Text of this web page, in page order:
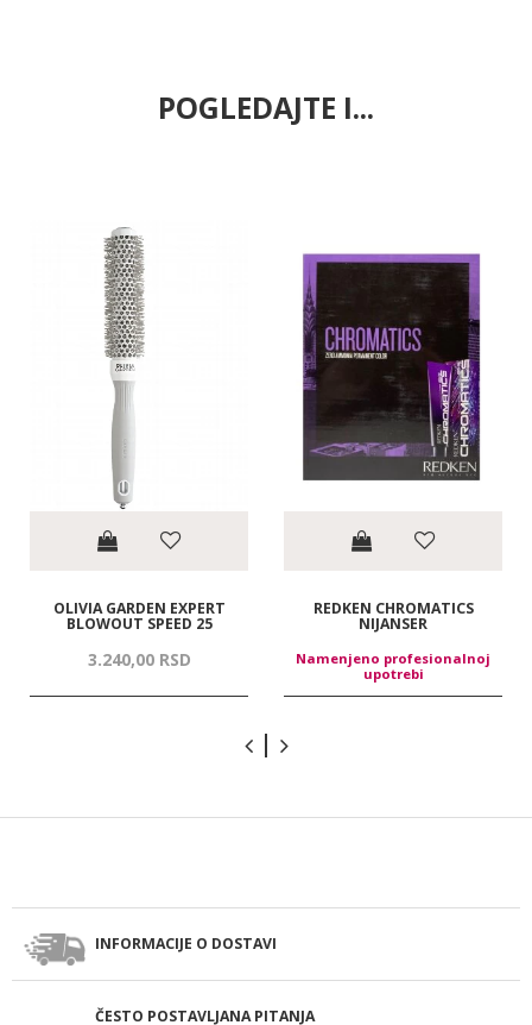
POGLEDAJTE I...
OLIVIA GARDEN EXPERT
BLOWOUT SPEED 25
3.240,00 RSD
REDKEN CHROMATICS
NIJANSER
Namenjeno profesionalnoj
upotrebi
INFORMACIJE O DOSTAVI
ČESTO POSTAVLJANA PITANJA